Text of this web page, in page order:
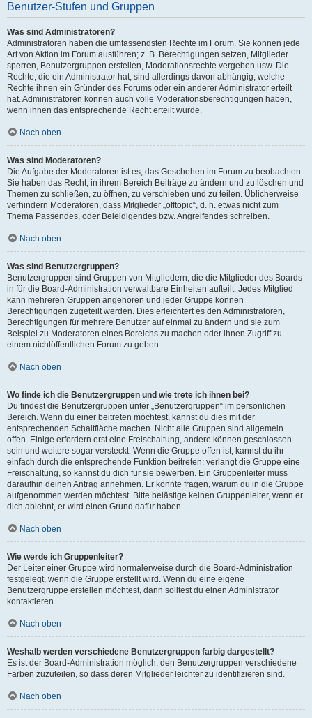
Benutzer-Stufen und Gruppen
Was sind Administratoren?
Administratoren haben die umfassendsten Rechte im Forum. Sie können jede
Art von Aktion im Forum ausführen; z. B. Berechtigungen setzen, Mitglieder
sperren, Benutzergruppen erstellen, Moderationsrechte vergeben usw. Die
Rechte, die ein Administrator hat, sind allerdings davon abhängig, welche
Rechte ihnen ein Gründer des Forums oder ein anderer Administrator erteilt
hat. Administratoren können auch volle Moderationsberechtigungen haben,
wenn ihnen das entsprechende Recht erteilt wurde.
Nach oben
Was sind Moderatoren?
Die Aufgabe der Moderatoren ist es, das Geschehen im Forum zu beobachten.
Sie haben das Recht, in ihrem Bereich Beiträge zu ändern und zu löschen und
Themen zu schließen, zu öffnen, zu verschieben und zu teilen. Üblicherweise
verhindern Moderatoren, dass Mitglieder „offtopic“, d. h. etwas nicht zum
Thema Passendes, oder Beleidigendes bzw. Angreifendes schreiben.
Nach oben
Was sind Benutzergruppen?
Benutzergruppen sind Gruppen von Mitgliedern, die die Mitglieder des Boards
in für die Board-Administration verwaltbare Einheiten aufteilt. Jedes Mitglied
kann mehreren Gruppen angehören und jeder Gruppe können
Berechtigungen zugeteilt werden. Dies erleichtert es den Administratoren,
Berechtigungen für mehrere Benutzer auf einmal zu ändern und sie zum
Beispiel zu Moderatoren eines Bereichs zu machen oder ihnen Zugriff zu
einem nichtöffentlichen Forum zu geben.
Nach oben
Wo finde ich die Benutzergruppen und wie trete ich ihnen bei?
Du findest die Benutzergruppen unter „Benutzergruppen“ im persönlichen
Bereich. Wenn du einer beitreten möchtest, kannst du dies mit der
entsprechenden Schaltfläche machen. Nicht alle Gruppen sind allgemein
offen. Einige erfordern erst eine Freischaltung, andere können geschlossen
sein und weitere sogar versteckt. Wenn die Gruppe offen ist, kannst du ihr
einfach durch die entsprechende Funktion beitreten; verlangt die Gruppe eine
Freischaltung, so kannst du dich für sie bewerben. Ein Gruppenleiter muss
daraufhin deinen Antrag annehmen. Er könnte fragen, warum du in die Gruppe
aufgenommen werden möchtest. Bitte belästige keinen Gruppenleiter, wenn er
dich ablehnt, er wird einen Grund dafür haben.
Nach oben
Wie werde ich Gruppenleiter?
Der Leiter einer Gruppe wird normalerweise durch die Board-Administration
festgelegt, wenn die Gruppe erstellt wird. Wenn du eine eigene
Benutzergruppe erstellen möchtest, dann solltest du einen Administrator
kontaktieren.
Nach oben
Weshalb werden verschiedene Benutzergruppen farbig dargestellt?
Es ist der Board-Administration möglich, den Benutzergruppen verschiedene
Farben zuzuteilen, so dass deren Mitglieder leichter zu identifizieren sind.
Nach oben